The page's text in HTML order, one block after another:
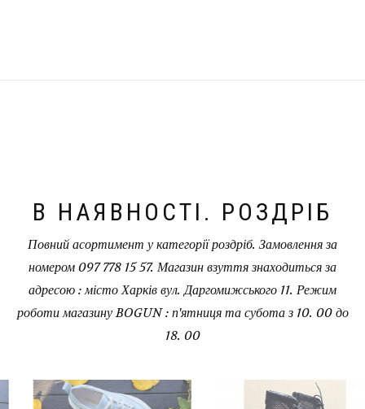
В НАЯВНОСТІ. РОЗДРІБ
Повний асортимент у категорії роздріб. Замовлення за
номером 097 778 15 57. Магазин взуття знаходиться за
адресою : місто Харків вул. Даргомижського 11. Режим
роботи магазину BOGUN : п'ятниця та субота з 10. 00 до
18. 00